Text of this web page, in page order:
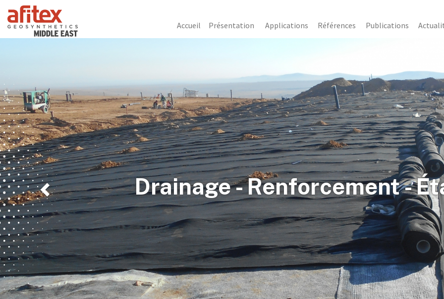
Accueil Présentation Applications Références Publications
Drainage - Renforcement -